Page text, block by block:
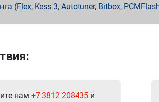
(Flex, Kess 3, Autotuner, Bitbox,
нам +7 3812 208435 и